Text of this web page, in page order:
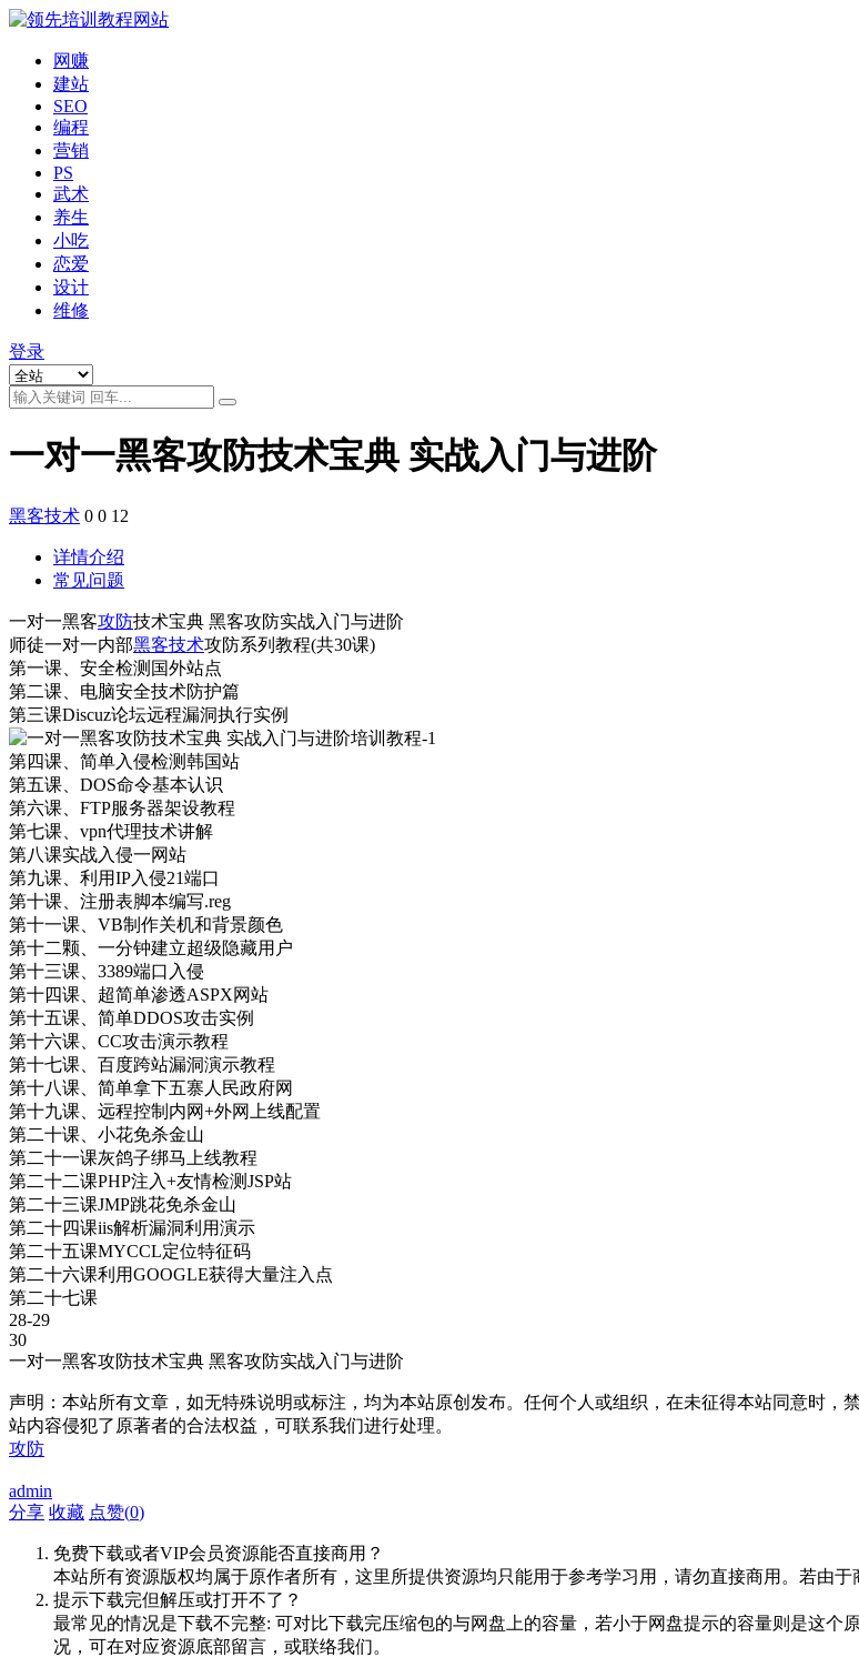
网赚
建站
SEO
编程
营销
PS
武术
养生
小吃
恋爱
设计
维修
登录
一对一黑客攻防技术宝典 实战入门与进阶
黑客技术 0 0 12
详情介绍
常见问题
一对一黑客攻防技术宝典 黑客攻防实战入门与进阶
师徒一对一内部黑客技术攻防系列教程(共30课)
第一课、安全检测国外站点
第二课、电脑安全技术防护篇
第三课Discuz论坛远程漏洞执行实例
第四课、简单入侵检测韩国站
第五课、DOS命令基本认识
第六课、FTP服务器架设教程
第七课、vpn代理技术讲解
第八课实战入侵一网站
第九课、利用IP入侵21端口
第十课、注册表脚本编写.reg
第十一课、VB制作关机和背景颜色
第十二颗、一分钟建立超级隐藏用户
第十三课、3389端口入侵
第十四课、超简单渗透ASPX网站
第十五课、简单DDOS攻击实例
第十六课、CC攻击演示教程
第十七课、百度跨站漏洞演示教程
第十八课、简单拿下五寨人民政府网
第十九课、远程控制内网+外网上线配置
第二十课、小花免杀金山
第二十一课灰鸽子绑马上线教程
第二十二课PHP注入+友情检测JSP站
第二十三课JMP跳花免杀金山
第二十四课iis解析漏洞利用演示
第二十五课MYCCL定位特征码
第二十六课利用GOOGLE获得大量注入点
第二十七课
28-29
30
一对一黑客攻防技术宝典 黑客攻防实战入门与进阶
声明：本站所有文章，如无特殊说明或标注，均为本站原创发布。任何个人或组织，在未征得本站同意时
站内容侵犯了原著者的合法权益，可联系我们进行处理。
攻防
admin
分享 收藏 点赞(0)
免费下载或者VIP会员资源能否直接商用？
本站所有资源版权均属于原作者所有，这里所提供资源均只能用于参考学习用，请勿直接商用。若由
提示下载完但解压或打开不了？
最常见的情况是下载不完整: 可对比下载完压缩包的与网盘上的容量，若小于网盘提示的容量则是这
况，可在对应资源底部留言，或联络我们。